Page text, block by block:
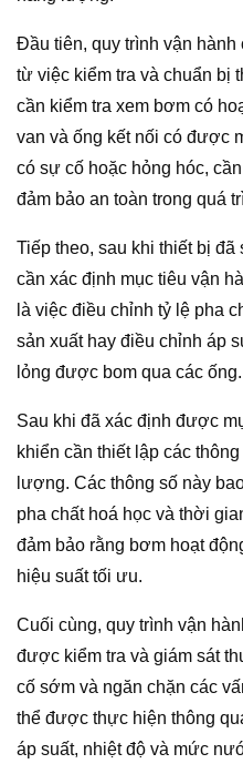
Đầu tiên, quy trình vận
từ việc kiểm tra và chuẩn bị
cần kiểm tra xem bơm có
van và ống kết nối có được
có sự cố hoặc hỏng hóc,
đảm bảo an toàn trong quá
Tiếp theo, sau khi thiết bị
cần xác định mục tiêu vận
là việc điều chỉnh tỷ lệ pha
sản xuất hay điều chỉnh áp
lỏng được bom qua các ống.
Sau khi đã xác định được
khiển cần thiết lập các
lượng. Các thông số này
pha chất hoá học và thời
đảm bảo rằng bơm hoạt
hiệu suất tối ưu.
Cuối cùng, quy trình vận
được kiểm tra và giám sát
cố sớm và ngăn chặn các
thể được thực hiện thông
áp suất, nhiệt độ và mức